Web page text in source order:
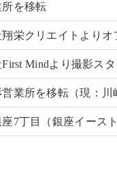
を移転
栄クリエイトより
Mindより撮影ス
業所を移転（現：川
7丁目（銀座イース